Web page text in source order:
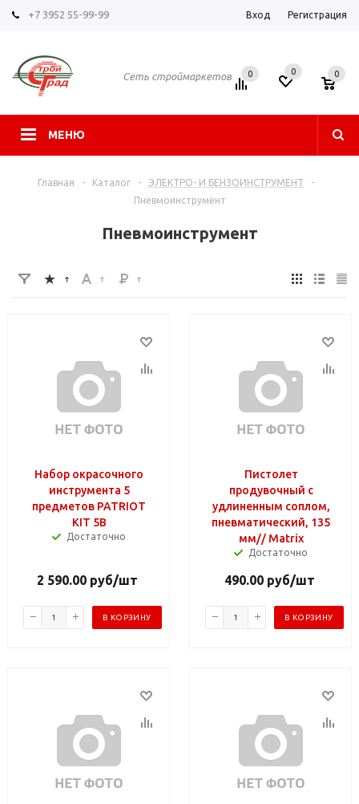
+7 3952 55-99-99 Вход Регистрация
Сеть строймаркетов
МЕНЮ
0 0 0
Главная - Каталог - ЭЛЕКТРО- И БЕНЗОИНСТРУМЕНТ
-
Пневмоинструмент
Пневмоинструмент
Набор окрасочного
инструмента 5
предметов PATRIOT
KIT 5В
Достаточно
2 590.00 руб/шт
В КОРЗИНУ
Пистолет
продувочный с
удлиненным соплом,
пневматический, 135
мм// Matrix
Достаточно
490.00руб/шт
В КОРЗИНУ